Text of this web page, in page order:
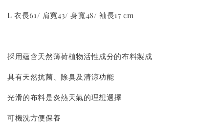
L 衣長61/ 肩寬43/ 身寬48/ 袖長17 cm
採用蘊含天然薄荷植物活性成分的布料製成
具有天然抗菌、除臭及清涼功能
光滑的布料是炎熱天氣的理想選擇
可機洗方便保養